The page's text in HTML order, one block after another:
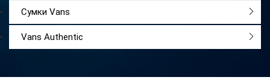
Сумки Vans
Vans Authentic